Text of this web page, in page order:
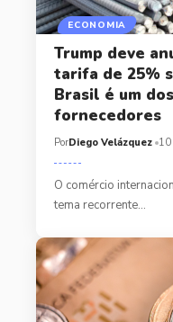
ECONOMIA
Trump deve
tarifa de 25%
Brasil é um
fornecedores
PorDiego Velázquez 10
O comércio
tema recorrente…